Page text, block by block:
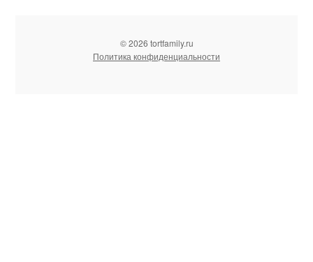
© 2026 tortfamily.ru
Политика конфиденциальности